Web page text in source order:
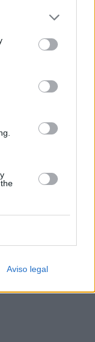
que algún
de
se aplicarán
sitio web o
Aviso legal